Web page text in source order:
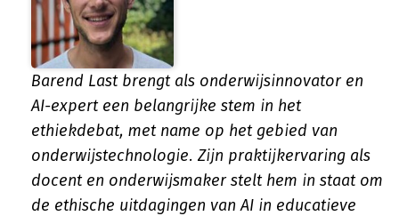
Barend Last brengt als onderwijsinnovator en
AI-expert een belangrijke stem in het
ethiekdebat, met name op het gebied van
onderwijstechnologie. Zijn praktijkervaring als
docent en onderwijsmaker stelt hem in staat om
de ethische uitdagingen van AI in educatieve